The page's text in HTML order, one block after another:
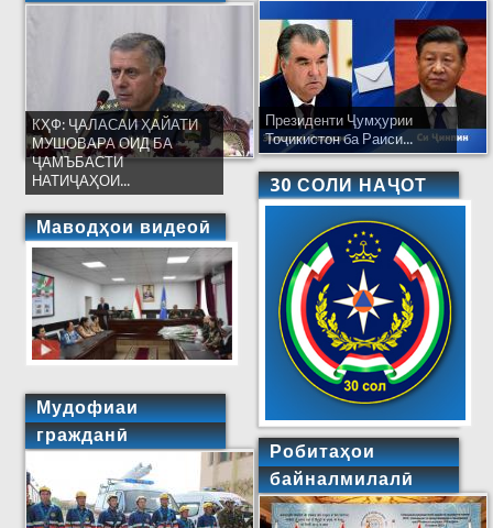
КҲФ: ҶАЛАСАИ ҲАЙАТИ
МУШОВАРА ОИД БА
ҶАМЪБАСТИ
НАТИҶАҲОИ...
Маводҳои видеоӣ
Мудофиаи
гражданӣ
Президенти Ҷумҳурии
Тоҷикистон ба Раиси...
30 СОЛИ НАҶОТ
Робитаҳои
байналмилалӣ